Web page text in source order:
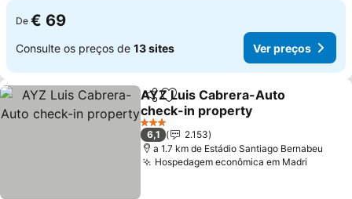
De € 69
Consulte os preços de 13 sites Ver preços
PartilharAdicionar aos favoritos
AYZ Luis Cabrera-Auto
check-in property
3 Estrelas
6,1
2.153
a 1.7 km de Estádio Santiago Bernabeu
Hospedagem econômica em Madri